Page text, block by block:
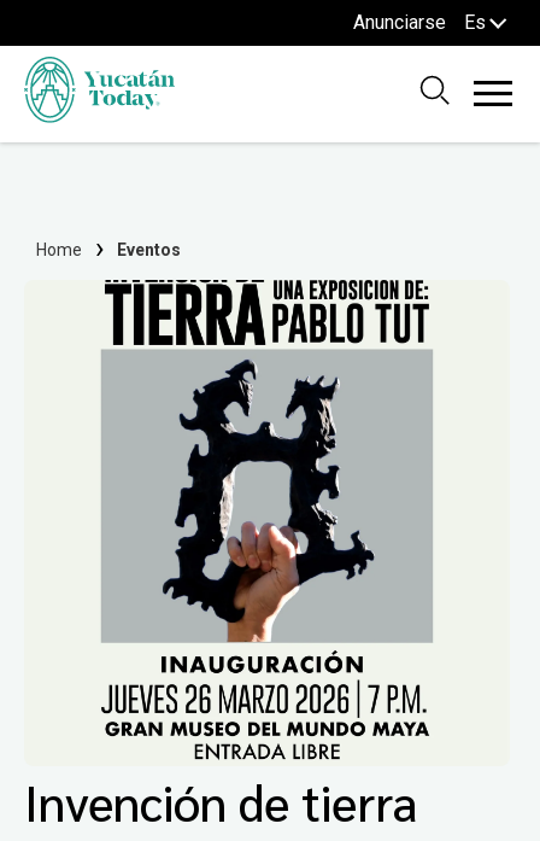
Anunciarse Es
Home Eventos
Invención de tierra